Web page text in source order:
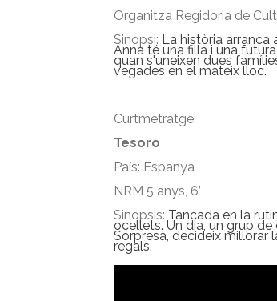
Organitza Regidoria de
Sinopsi: La història arranca
Anna té una filla i una
quan s'uneixen dues
vegades en el mateix lloc.
Curtmetratge:
Tesoro
País: Espanya
NRM 5 anys, 6’
Sinopsis: Tancada en la
ocellets. Un dia, un grup
Sorpresa, decideix millorar
regals.